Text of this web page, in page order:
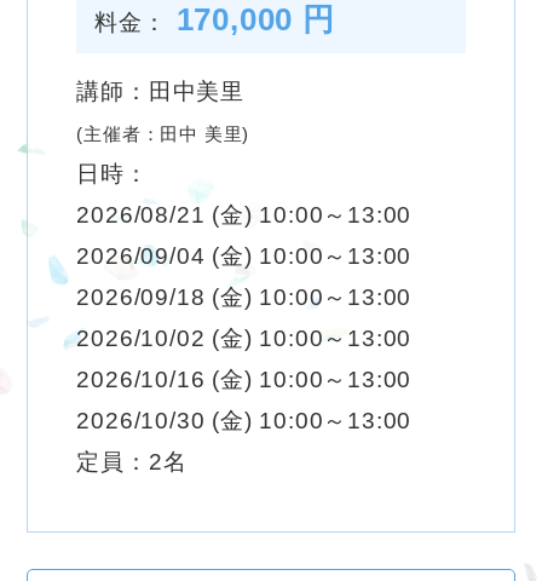
料金： 170,000 円
講師：田中美里
(主催者：田中 美里)
日時：
2026/08/21 (金) 10:00～13:00
2026/09/04 (金) 10:00～13:00
2026/09/18 (金) 10:00～13:00
2026/10/02 (金) 10:00～13:00
2026/10/16 (金) 10:00～13:00
2026/10/30 (金) 10:00～13:00
定員：2名